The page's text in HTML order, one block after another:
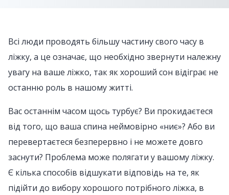
Всі люди проводять більшу частину свого часу в
ліжку, а це означає, що необхідно звернути належну
увагу на ваше ліжко, так як хороший сон відіграє не
останню роль в нашому житті.
Вас останнім часом щось турбує? Ви прокидаєтеся
від того, що ваша спина неймовірно «ниє»? Або ви
перевертаєтеся безперервно і не можете довго
заснути? Проблема може полягати у вашому ліжку.
Є кілька способів відшукати відповідь на те, як
підійти до вибору хорошого потрібного ліжка, в